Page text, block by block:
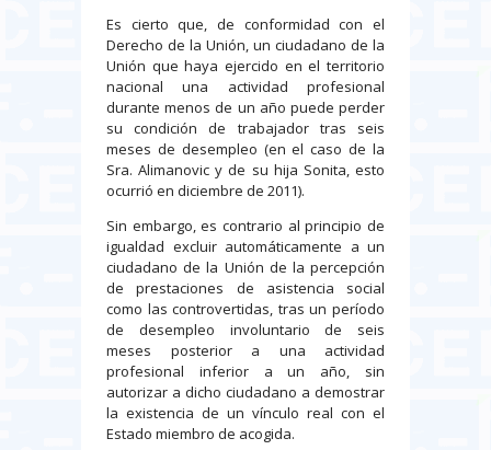
Es cierto que, de conformidad con el
Derecho de la Unión, un ciudadano de la
Unión que haya ejercido en el territorio
nacional una actividad profesional
durante menos de un año puede perder
su condición de trabajador tras seis
meses de desempleo (en el caso de la
Sra. Alimanovic y de su hija Sonita, esto
ocurrió en diciembre de 2011).
Sin embargo, es contrario al principio de
igualdad excluir automáticamente a un
ciudadano de la Unión de la percepción
de prestaciones de asistencia social
como las controvertidas, tras un período
de desempleo involuntario de seis
meses posterior a una actividad
profesional inferior a un año, sin
autorizar a dicho ciudadano a demostrar
la existencia de un vínculo real con el
Estado miembro de acogida.